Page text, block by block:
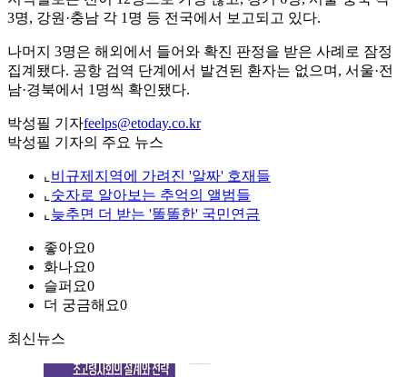
3명, 강원·충남 각 1명 등 전국에서 보고되고 있다.
나머지 3명은 해외에서 들어와 확진 판정을 받은 사례로 잠정
집계됐다. 공항 검역 단계에서 발견된 환자는 없으며, 서울·전
남·경북에서 1명씩 확인됐다.
박성필 기자feelps@etoday.co.kr
박성필 기자의 주요 뉴스
⌞ 비규제지역에 가려진 '알짜' 호재들
⌞ 숫자로 알아보는 추억의 앨범들
⌞ 늦추면 더 받는 '똘똘한' 국민연금
좋아요0
화나요0
슬퍼요0
더 궁금해요0
최신뉴스